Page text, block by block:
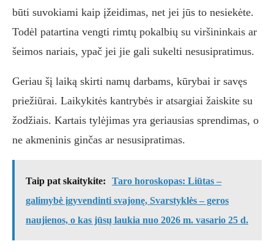
būti suvokiami kaip įžeidimas, net jei jūs to nesiekėte.
Todėl patartina vengti rimtų pokalbių su viršininkais ar
šeimos nariais, ypač jei jie gali sukelti nesusipratimus.
Geriau šį laiką skirti namų darbams, kūrybai ir savęs
priežiūrai. Laikykitės kantrybės ir atsargiai žaiskite su
žodžiais. Kartais tylėjimas yra geriausias sprendimas, o
ne akmeninis ginčas ar nesusipratimas.
Taip pat skaitykite:
Taro horoskopas: Liūtas –
galimybė įgyvendinti svajonę, Svarstyklės – geros
naujienos, o kas jūsų laukia nuo 2026 m. vasario 25 d.